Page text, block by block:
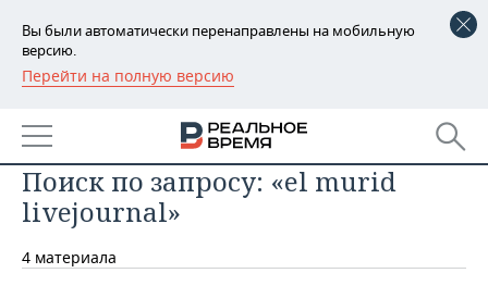
Вы были автоматически перенаправлены на мобильную
версию.
Перейти на полную версию
РЕГИОНЫ
БАШКОРТОСТАН
ТАТАРСТАН
УДМУРТИЯ
НОВОСТИ
АНАЛИТИКА
НОВОСТИ АНАЛИТИКИ
ЭКОНОМИКА
Поиск по запросу: «el murid
livejournal»
4 материала